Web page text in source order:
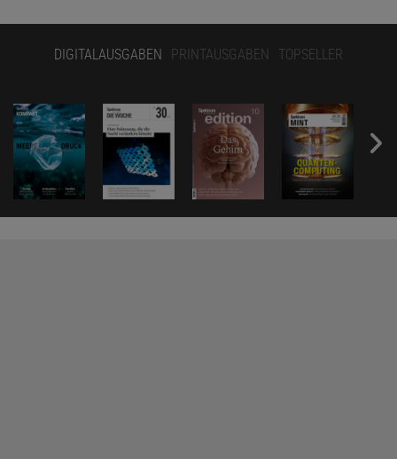
DIGITALAUSGABEN PRINTAUSGABEN TOPSELLER